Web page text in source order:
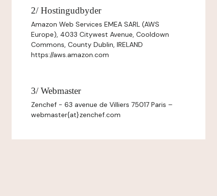
2/ Hostingudbyder
Amazon Web Services EMEA SARL (AWS
Europe), 4033 Citywest Avenue, Cooldown
Commons, County Dublin, IRELAND
https://aws.amazon.com
3/ Webmaster
Zenchef - 63 avenue de Villiers 75017 Paris –
webmaster{at}zenchef.com